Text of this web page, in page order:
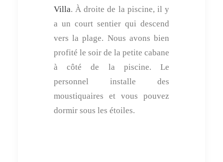
Villa. À droite de la piscine, il y
a un court sentier qui descend
vers la plage. Nous avons bien
profité le soir de la petite cabane
à côté de la piscine. Le
personnel installe des
moustiquaires et vous pouvez
dormir sous les étoiles.